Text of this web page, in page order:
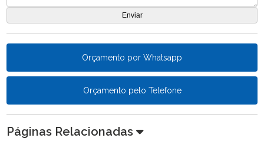
Orçamento por Whatsapp
Orçamento pelo Telefone
Páginas Relacionadas